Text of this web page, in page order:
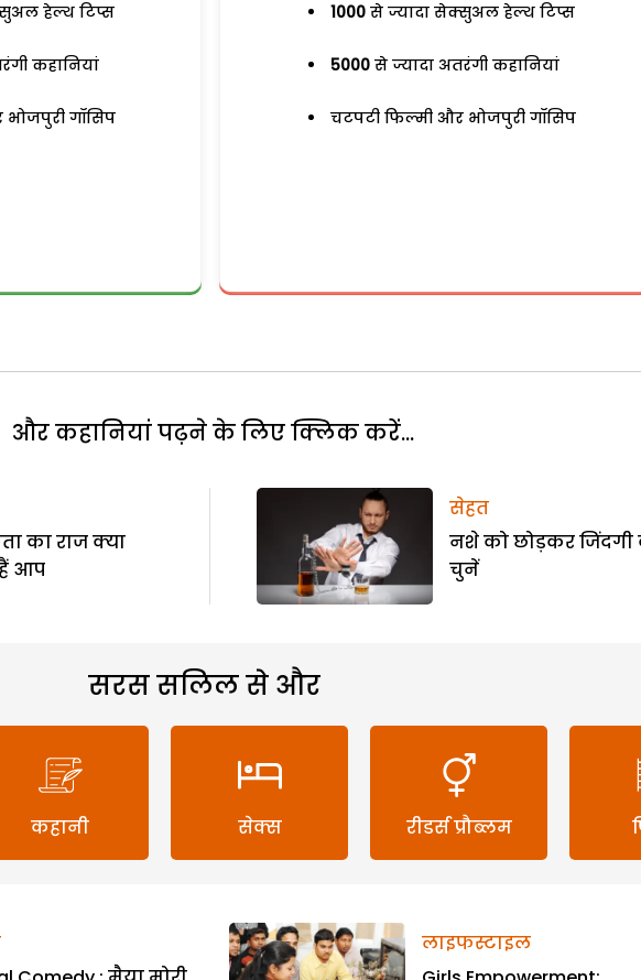
हेल्थ टिप्स
कहानियां
गॉसिप
1000 से ज्यादा सेक्सुअल हेल्थ टिप्स
5000 से ज्यादा अतरंगी कहानियां
चटपटी फिल्मी और भोजपुरी गॉसिप
और कहानियां पढ़ने के लिए क्लिक करें...
का राज क्या
आप
सेहत
नशे को छोड़कर जिंदगी
चुनें
सरस सलिल से और
कहानी सेक्स रीडर्स प्रौब्लम
लाइफस्टाइल